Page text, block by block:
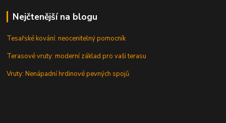
Nejčtenější na blogu
Tesařské kování: neocenitelný pomocník
Terasové vruty: moderní základ pro vaši terasu
Vruty: Nenápadní hrdinové pevných spojů